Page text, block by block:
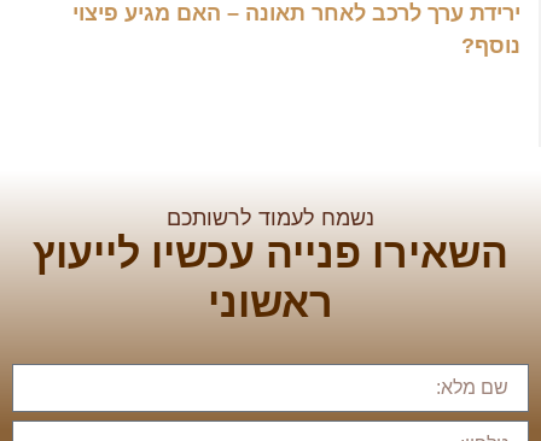
ירידת ערך לרכב לאחר תאונה – האם מגיע פיצוי
נוסף?
נשמח לעמוד לרשותכם
השאירו פנייה עכשיו לייעוץ
ראשוני